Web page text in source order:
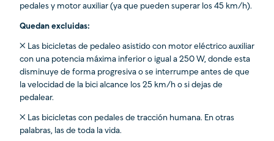
pedales y motor auxiliar (ya que pueden superar los 45 km/h).
Quedan excluidas:
❌ Las bicicletas de pedaleo asistido con motor eléctrico auxiliar
con una potencia máxima inferior o igual a 250 W, donde esta
disminuye de forma progresiva o se interrumpe antes de que
la velocidad de la bici alcance los 25 km/h o si dejas de
pedalear.
❌ Las bicicletas con pedales de tracción humana. En otras
palabras, las de toda la vida.